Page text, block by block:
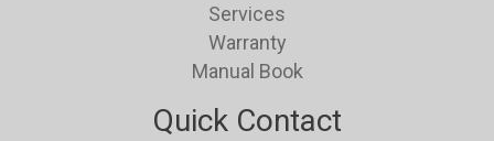
Services
Warranty
Manual Book
Quick Contact